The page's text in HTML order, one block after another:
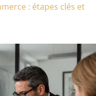
: étapes clés et